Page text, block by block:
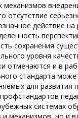
отсутствие
действие
сохранения
уровня
отмечаются и в
стандарта
для
системах